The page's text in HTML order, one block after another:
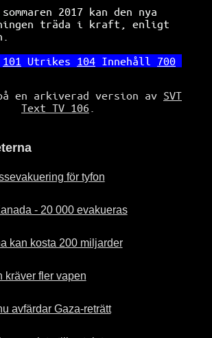
2017 kan den nya
träda i kraft, enligt
101 Utrikes 104 Innehåll 700
en arkiverad version av SVT
Text TV 106
för tyfon
- 20 000 evakueras
kan kosta 200 miljarder
kräver fler vapen
avfärdar Gaza-reträtt